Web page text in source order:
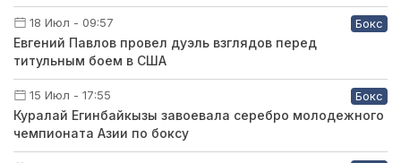
18 Июл - 09:57 Бокс
Евгений Павлов провел дуэль взглядов перед
титульным боем в США
15 Июл - 17:55 Бокс
Куралай Егинбайкызы завоевала серебро молодежного
чемпионата Азии по боксу